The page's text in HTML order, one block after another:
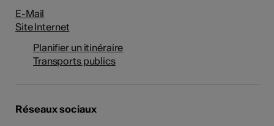
E-Mail
Site Internet
Planifier un itinéraire
Transports publics
Réseaux sociaux